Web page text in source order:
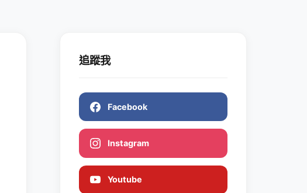
追蹤我
Facebook
Instagram
Youtube